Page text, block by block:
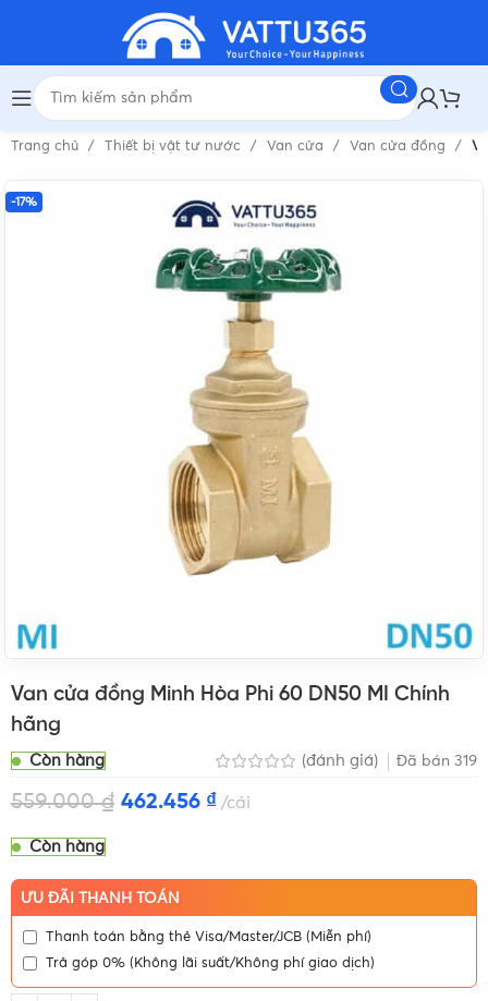
Trang chủ Thiết bị vật tư nước Van cửa Van cửa đồng
-17%
Van cửa đồng Minh Hòa Phi 60 DN50 MI Chính
hãng
Còn hàng (đánh giá) Đã bán 319
559.000₫ 462.456 ₫ cái
Còn hàng
ƯU ĐÃI THANH TOÁN
Thanh toán bằng thẻ Visa/Master/JCB (Miễn phí)
Trả góp 0% (Không lãi suất/Không phí giao dịch)